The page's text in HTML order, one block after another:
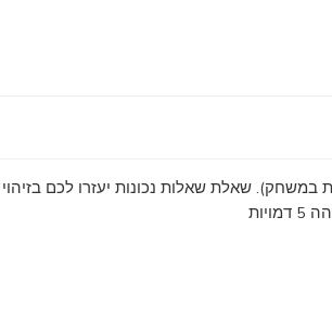
את דמות היריב (מתוך 24 הדמויות במשחק). שאלת שאלות נכונות יעזרו לכם